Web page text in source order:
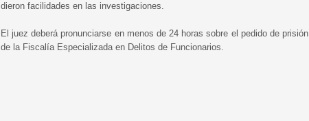
dieron facilidades en las investigaciones.
El juez deberá pronunciarse en menos de 24 horas sobre el pedido de prisión
de la Fiscalía Especializada en Delitos de Funcionarios.